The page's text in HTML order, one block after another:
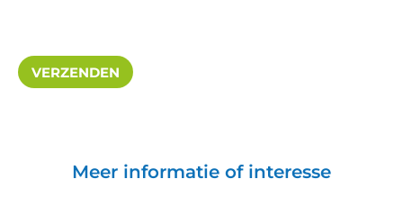
Meer informatie of interesse